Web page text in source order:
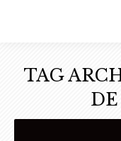
TAG
You are here: